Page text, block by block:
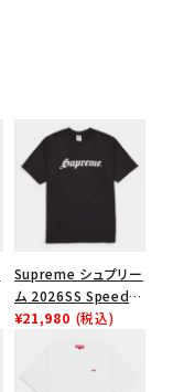
Supreme シュプリー
ム 2026SS Speed
Tee スピードTシャツ
¥21,980 (税込)